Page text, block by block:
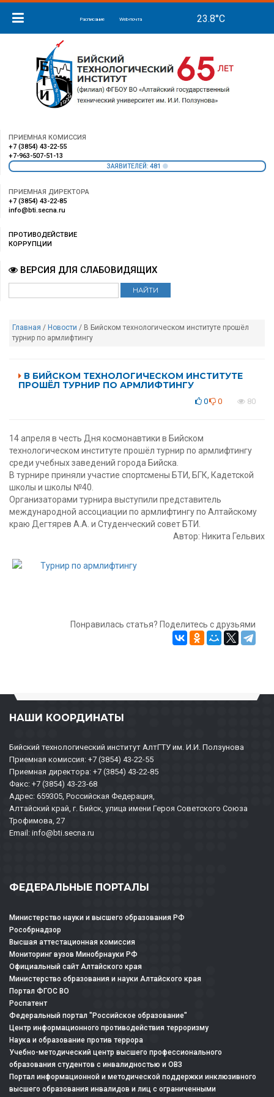
Расписание Web-почта
ПРИЕМНАЯ КОМИССИЯ
+7 (3854) 43-22-55
+7-963-507-51-13
ЗАЯВИТЕЛЕЙ: 481
ПРИЕМНАЯ ДИРЕКТОРА
+7 (3854) 43-22-85
info@bti.secna.ru
ПРОТИВОДЕЙСТВИЕ
КОРРУПЦИИ
ВЕРСИЯ ДЛЯ СЛАБОВИДЯЩИХ
Главная / Новости / В Бийском технологическом институте прошёл
турнир по армлифтингу
В БИЙСКОМ ТЕХНОЛОГИЧЕСКОМ ИНСТИТУТЕ
ПРОШЁЛ ТУРНИР ПО АРМЛИФТИНГУ
0 0 80
14 апреля в честь Дня космонавтики в Бийском
технологическом институте прошёл турнир по армлифтингу
среди учебных заведений города Бийска.
В турнире приняли участие спортсмены БТИ, БГК, Кадетской
школы и школы №40.
Организаторами турнира выступили представитель
международной ассоциации по армлифтингу по Алтайскому
краю Дегтярев А.А. и Студенческий совет БТИ.
Автор: Никита Гельвих
Понравилась статья? Поделитесь с друзьями
НАШИ КООРДИНАТЫ
Бийский технологический институт АлтГТУ им. И.И. Ползунова
Приемная комиссия: +7 (3854) 43-22-55
Приемная директора: +7 (3854) 43-22-85
Факс: +7 (3854) 43-23-68
Адрес: 659305, Российская Федерация,
Алтайский край, г. Бийск, улица имени Героя Советского Союза
Трофимова, 27
Email: info@bti.secna.ru
ФЕДЕРАЛЬНЫЕ ПОРТАЛЫ
Министерство науки и высшего образования РФ
Рособрнадзор
Высшая аттестационная комиссия
Мониторинг вузов Минобрнауки РФ
Официальный сайт Алтайского края
Министерство образования и науки Алтайского края
Портал ФГОС ВО
Роспатент
Федеральный портал "Российское образование"
Центр информационного противодействия терроризму
Наука и образование против террора
Учебно-методический центр высшего профессионального
образования студентов с инвалидностью и ОВЗ
Портал информационной и методической поддержки инклюзивного
высшего образования инвалидов и лиц с ограниченными